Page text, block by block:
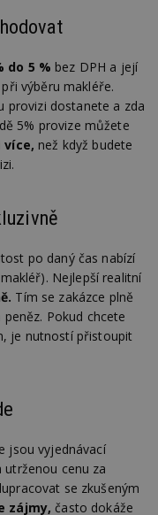
do 5 % bez DPH a její
výběru makléře.
provizi dostanete a zda
5% provize můžete
více, než když budete
po daný čas nabízí
Nejlepší realitní
Tím se zakázce plně
Pokud chcete
je nutností přistoupit
jsou vyjednávací
cenu za
se zkušeným
zájmy,často dokáže